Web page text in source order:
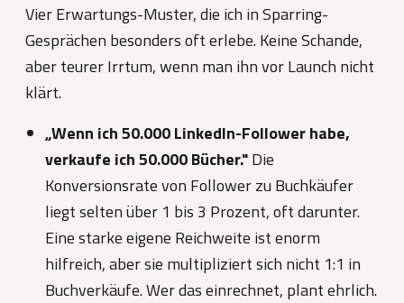
Vier Erwartungs-Muster, die ich in Sparring-
Gesprächen besonders oft erlebe. Keine Schande,
aber teurer Irrtum, wenn man ihn vor Launch nicht
klärt.
„Wenn ich 50.000 LinkedIn-Follower habe,
verkaufe ich 50.000 Bücher."Die
Konversionsrate von Follower zu Buchkäufer
liegt selten über 1 bis 3 Prozent, oft darunter.
Eine starke eigene Reichweite ist enorm
hilfreich, aber sie multipliziert sich nicht 1:1 in
Buchverkäufe. Wer das einrechnet, plant ehrlich.